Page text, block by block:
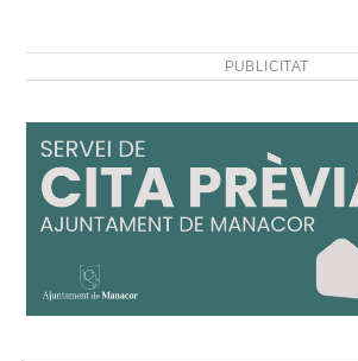
PUBLICITAT